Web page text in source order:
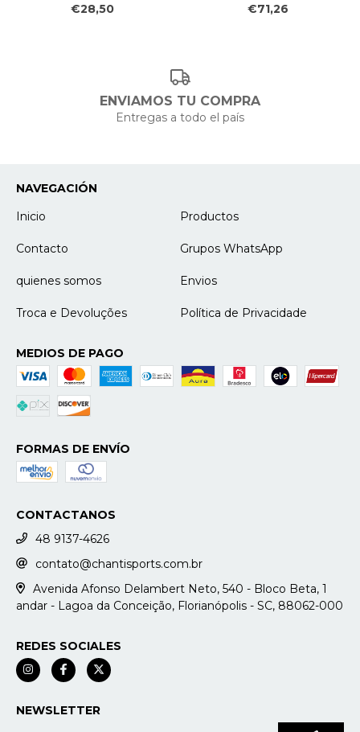
€28,50 €71,26
ENVIAMOS TU COMPRA
Entregas a todo el país
NAVEGACIÓN
Inicio
Productos
Contacto Grupos WhatsApp
quienes somos Envios
Troca e Devoluções Política de Privacidade
MEDIOS DE PAGO
FORMAS DE ENVÍO
CONTACTANOS
48 9137-4626
contato@chantisports.com.br
Avenida Afonso Delambert Neto, 540 - Bloco Beta, 1
andar - Lagoa da Conceição, Florianópolis - SC, 88062-000
REDES SOCIALES
NEWSLETTER